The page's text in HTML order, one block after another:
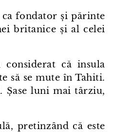
ca fondator și părinte
britanice și al celei
că insula
să se mute în Tahiti.
Șase luni mai târziu,
pretinzând că este